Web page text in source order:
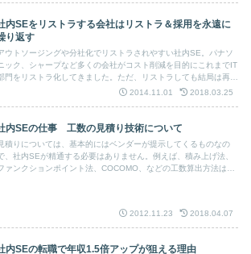
内SEをリストラする会社はリストラ＆採用を永遠に
り返す
ウトソージングや分社化でリストラされやすい社内SE。パナソ
ック、シャープなど多くの会社がコスト削減を目的にこれまでIT
門をリストラ化してきました。ただ、リストラしても結局は再び
IT人材を補充し、しばらくすると再びリストラをする。という悪循
2014.11.01 2018.03.25
内SEの仕事 工数の見積り技術について
積りについては、基本的にはベンダーが提示してくるものなの
、社内SEが精通する必要はありません。例えば、積み上げ法、
ァンクションポイント法、COCOMO、などの工数算出方法は理
2012.11.23
2018.04.07
内SEの転職で年収1.5倍アップが狙える理由